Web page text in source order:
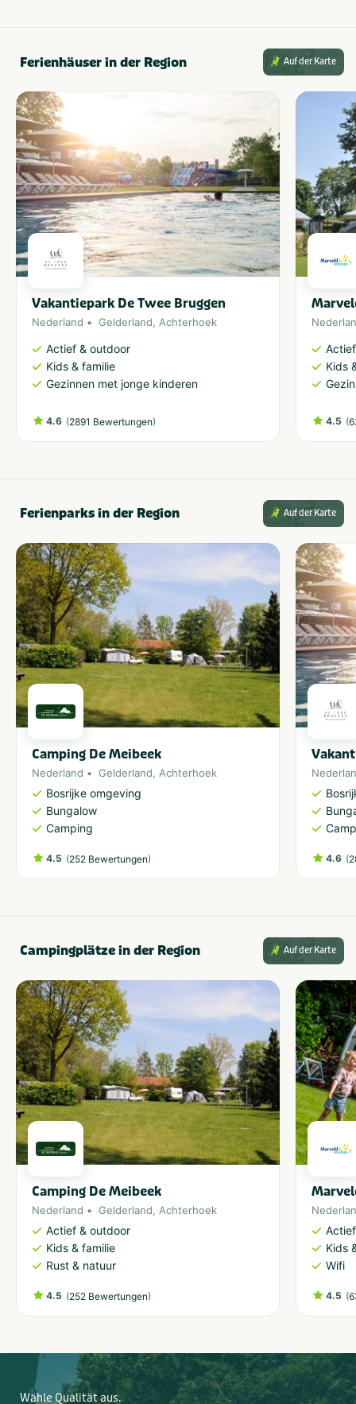
Ferienhäuser in der Region Auf der Karte
Vakantiepark De Twee Bruggen
Nederland Gelderland, Achterhoek
Actief & outdoor
Kids & familie
Gezinnen met jonge kinderen
4.6 (2891 Bewertungen)
Kids
4.5 (
Ferienparks in der Region Auf der Karte
Camping De Meibeek
Nederland Gelderland, Achterhoek
Bosrijke omgeving
Bungalow
Camping
4.5 (252 Bewertungen) 4.6 (
Campingplätze in der Region Auf der Karte
Camping De Meibeek
Nederland Gelderland, Achterhoek
Actief & outdoor
Kids & familie
Rust & natuur
4.5 (252 Bewertungen)
Kids
Wifi
4.5 (
Wähle Qualität aus.